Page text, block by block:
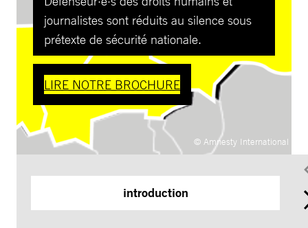
journalistes sont réduits au silence sous
prétexte de sécurité nationale.
LIRE NOTRE BROCHURE
© Amnesty International
introduction